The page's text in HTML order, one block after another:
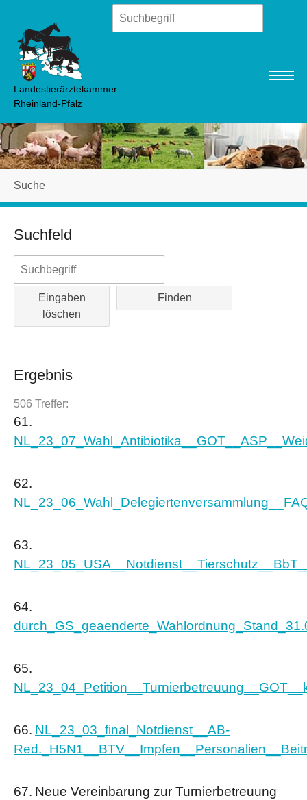
Zum Hauptinhalt springen
Landestierärztekammer
Rheinland-Pfalz
Suche
Suchfeld
Eingaben
löschen
Ergebnis
506 Treffer:
61.
62.
63.
64.
65.
66. NL_23_03_final_Notdienst__AB-
67. Neue Vereinbarung zur Turnierbetreuung